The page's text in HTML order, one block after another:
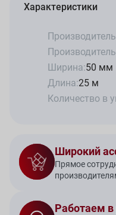
Характеристики
Ширина:50 мм
Длина:25 м
Количество в
Широкий
Прямое
Работаем в